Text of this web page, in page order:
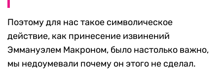
Поэтому для нас такое символическое
действие, как принесение извинений
Эммануэлем Макроном, было настолько важно,
мы недоумевали почему он этого не сделал.